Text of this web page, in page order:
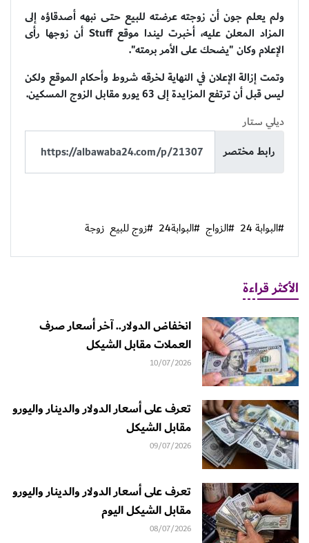
ولم يعلم جون أن زوجته عرضته للبيع حتى نبهه أصدقاؤه إلى
المزاد المعلن عليه، أخبرت ليندا موقع Stuff أن زوجها رأى
الإعلام وكان "يضحك على الأمر برمته".
وتمت إزالة الإعلان في النهاية لخرقه شروط وأحكام الموقع ولكن
ليس قبل أن ترتفع المزايدة إلى 63 يورو مقابل الزوج المسكين.
ديلي ستار
رابط مختصر
#البوابة 24 #الزواج #البوابة24 #زوج للبيع زوجة
الأكثر قراءة
انخفاض الدولار.. آخر أسعار صرف
العملات مقابل الشيكل
10/07/2026
تعرف على أسعار الدولار والدينار واليورو
مقابل الشيكل
09/07/2026
تعرف على أسعار الدولار والدينار واليورو
مقابل الشيكل اليوم
08/07/2026